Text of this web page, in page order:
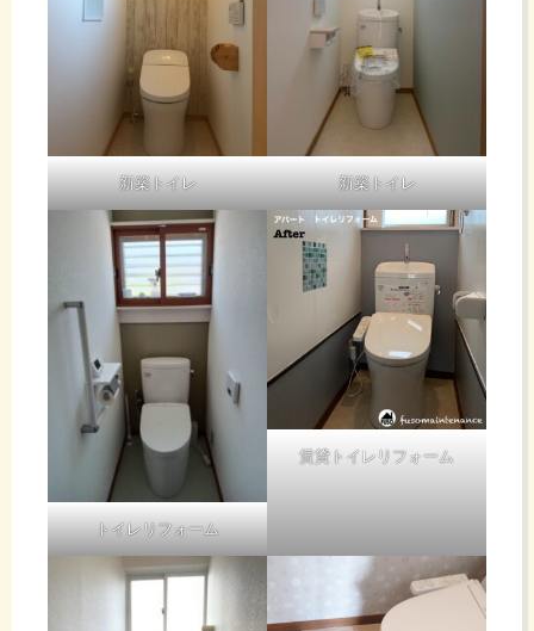
新築トイレ 新築トイレ
トイレリフォーム
賃貸トイレリフォーム